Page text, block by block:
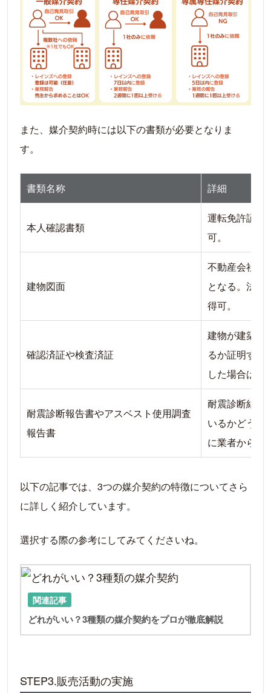
また、媒介契約時には以下の書類が必要となりま
す。
書類名称 詳細
本人確認書類
運転免許証や
可。
建物図面
不動産会社が
となる。法務
得可。
確認済証や検査済証
建物が建築基
るか証明する
した場合は建
耐震診断報告書やアスベスト使用調査
報告書
耐震診断結果
いるかどうか
に業者から取
以下の記事では、3つの媒介契約の特徴についてさら
に詳しく紹介しています。
選択する際の参考にしてみてくださいね。
関連記事
どれがいい？3種類の媒介契約をプロが徹底解説
STEP3.販売活動の実施